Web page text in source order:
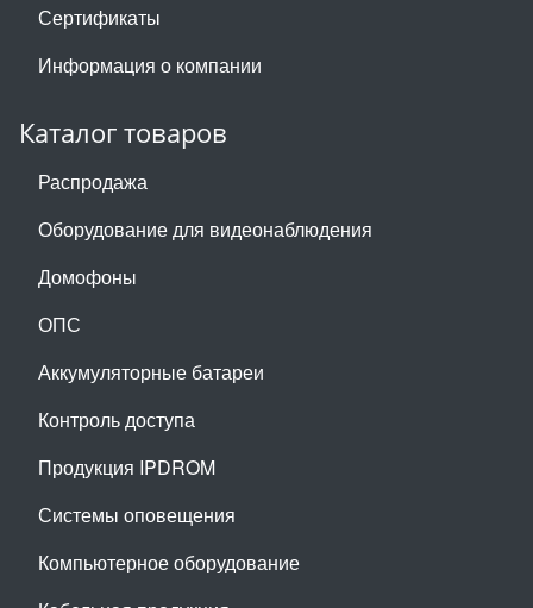
Сертификаты
Информация о компании
Каталог товаров
Распродажа
Оборудование для видеонаблюдения
Домофоны
ОПС
Аккумуляторные батареи
Контроль доступа
Продукция IPDROM
Системы оповещения
Компьютерное оборудование